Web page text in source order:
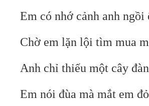
Em có nhớ cảnh anh
Chờ em lặn lội tìm mua
Anh chỉ thiếu một cây
Em nói đùa mà mắt em